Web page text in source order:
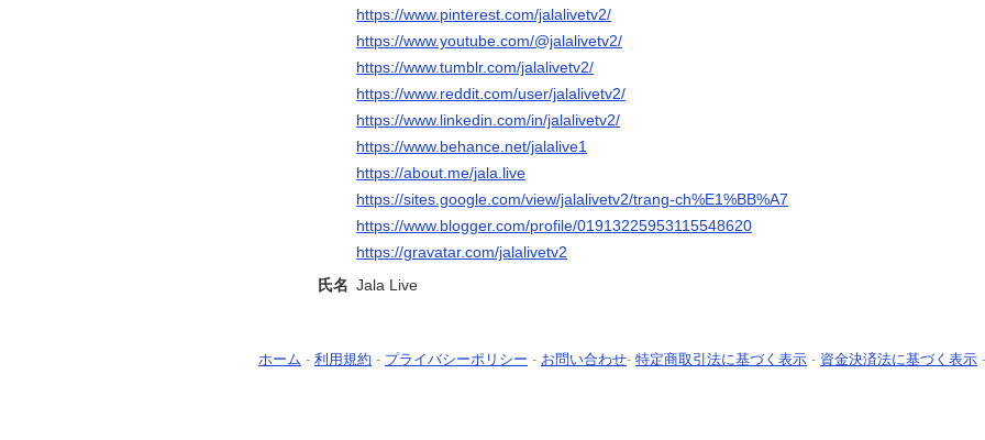
https://www.pinterest.com/jalalivetv2/
https://www.youtube.com/@jalalivetv2/
https://www.tumblr.com/jalalivetv2/
https://www.reddit.com/user/jalalivetv2/
https://www.linkedin.com/in/jalalivetv2/
https://www.behance.net/jalalive1
https://about.me/jala.live
https://sites.google.com/view/jalalivetv2/trang-ch%E1%BB%A7
https://www.blogger.com/profile/01913225953115548620
https://gravatar.com/jalalivetv2
氏名 Jala Live
ホーム - 利用規約 - プライバシーポリシー - お問い合わせ- 特定商取引法に基づく表示 - 資金決済法に基づく表示 -